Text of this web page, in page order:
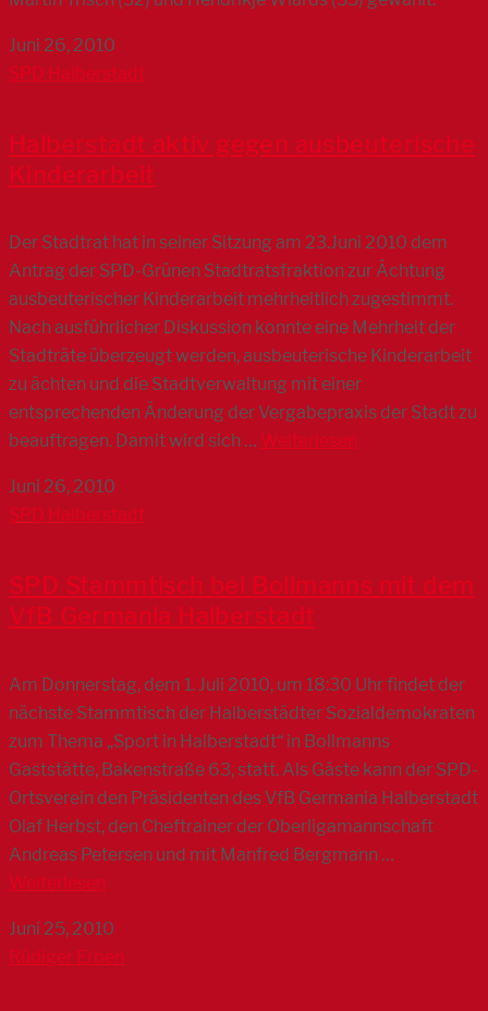
Juni 26, 2010
SPD Halberstadt
Halberstadt aktiv gegen ausbeuterische
Kinderarbeit
Der Stadtrat hat in seiner Sitzung am 23.Juni 2010 dem
Antrag der SPD-Grünen Stadtratsfraktion zur Ächtung
ausbeuterischer Kinderarbeit mehrheitlich zugestimmt.
Nach ausführlicher Diskussion konnte eine Mehrheit der
Stadträte überzeugt werden, ausbeuterische Kinderarbeit
zu ächten und die Stadtverwaltung mit einer
entsprechenden Änderung der Vergabepraxis der Stadt zu
beauftragen. Damit wird sich … Weiterlesen
Juni 26, 2010
SPD Halberstadt
SPD Stammtisch bei Bollmanns mit dem
VfB Germania Halberstadt
Am Donnerstag, dem 1. Juli 2010, um 18:30 Uhr findet der
nächste Stammtisch der Halberstädter Sozialdemokraten
zum Thema „Sport in Halberstadt“ in Bollmanns
Gaststätte, Bakenstraße 63, statt. Als Gäste kann der SPD-
Ortsverein den Präsidenten des VfB Germania Halberstadt
Olaf Herbst, den Cheftrainer der Oberligamannschaft
Andreas Petersen und mit Manfred Bergmann …
Weiterlesen
Juni 25, 2010
Rüdiger Erben